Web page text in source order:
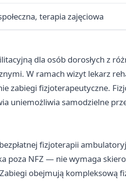
terapia zajęciowa
dla osób dorosłych z
W ramach wizyt lekarz
zabiegi fizjoterapeutyczne.
uniemożliwia samodzielne
fizjoterapii
poza NFZ — nie wymaga
obejmują kompleksową